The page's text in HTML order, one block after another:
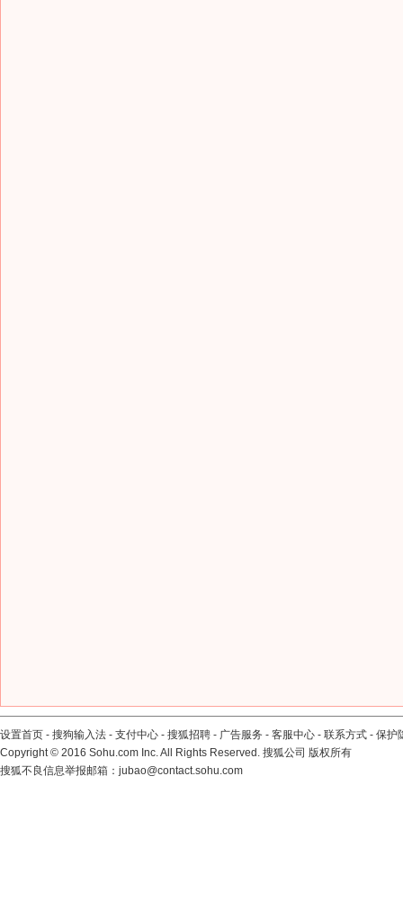
设置首页 - 搜狗输入法 - 支付中心 - 搜狐招聘 - 广告服务 - 客服中心 - 联系方式 - 保护
Copyright© 2016 Sohu.com Inc. All Rights Reserved. 搜狐公司 版权所有
搜狐不良信息举报邮箱： jubao@contact.sohu.com